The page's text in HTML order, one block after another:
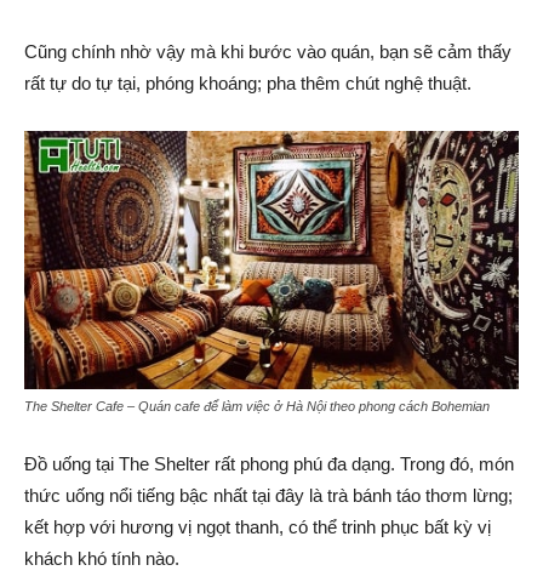
Cũng chính nhờ vậy mà khi bước vào quán, bạn sẽ cảm thấy
rất tự do tự tại, phóng khoáng; pha thêm chút nghệ thuật.
The Shelter Cafe – Quán cafe để làm việc ở Hà Nội theo phong cách Bohemian
Đồ uống tại The Shelter rất phong phú đa dạng. Trong đó, món
thức uống nổi tiếng bậc nhất tại đây là trà bánh táo thơm lừng;
kết hợp với hương vị ngọt thanh, có thể trinh phục bất kỳ vị
khách khó tính nào.